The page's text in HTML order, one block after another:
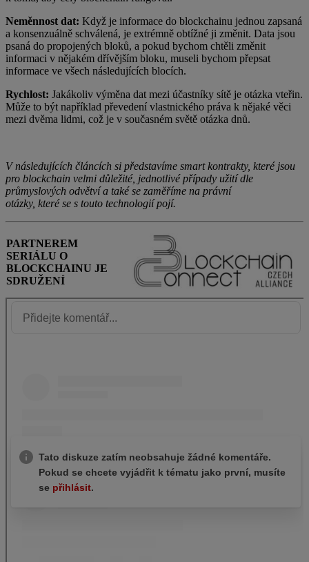
Neměnnost dat: Když je informace do blockchainu jednou zapsaná
a konsenzuálně schválená, je extrémně obtížné ji změnit. Data jsou
psaná do propojených bloků, a pokud bychom chtěli změnit
informaci v nějakém dřívějším bloku, museli bychom přepsat
informace ve všech následujících blocích.
Rychlost: Jakákoliv výměna dat mezi účastníky sítě je otázka vteřin.
Může to být například převedení vlastnického práva k nějaké věci
mezi dvěma lidmi, což je v současném světě otázka dnů.
V následujících článcích si představíme smart kontrakty, které jsou
pro blockchain velmi důležité, jednotlivé případy užití dle
průmyslových odvětví a také se zaměříme na právní
otázky, které se s touto technologií pojí.
PARTNEREM
SERIÁLU O
BLOCKCHAINU JE
SDRUŽENÍ